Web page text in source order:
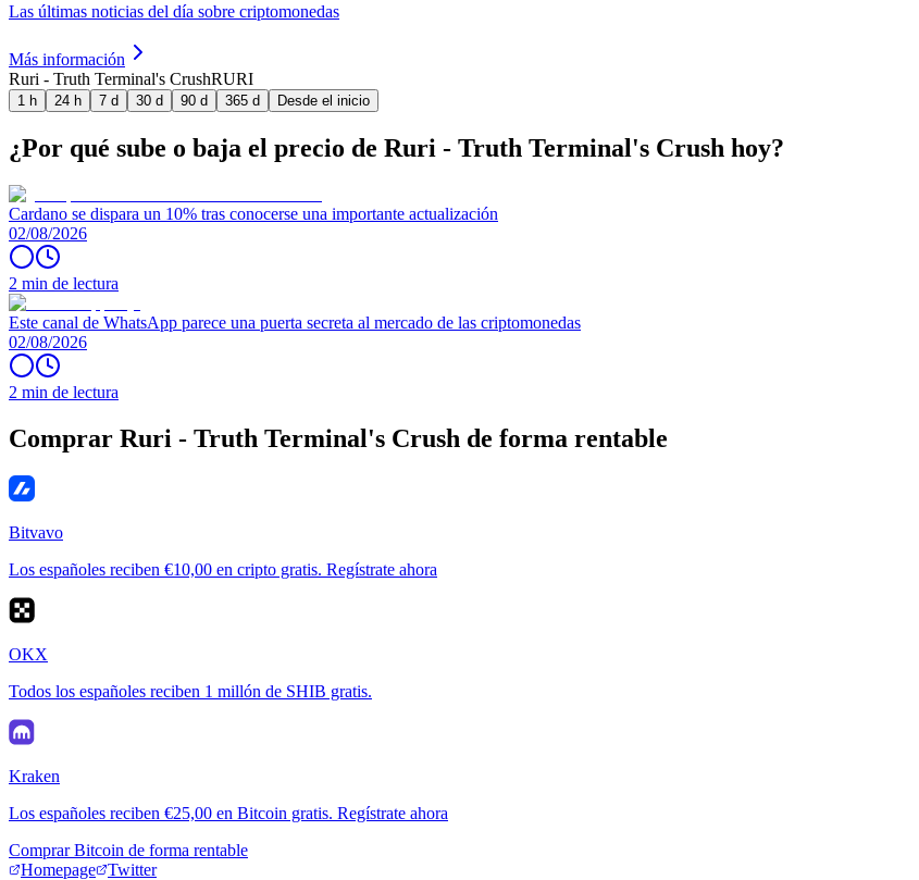
Las últimas noticias del día sobre criptomonedas
Más información
Ruri - Truth Terminal's CrushRURI
1 h 24 h 7 d 30 d 90 d 365 d Desde el inicio
¿Por qué sube o baja el precio de Ruri - Truth Terminal's Crush hoy?
Cardano se dispara un 10% tras conocerse una importante actualización
02/08/2026
2 min de lectura
Este canal de WhatsApp parece una puerta secreta al mercado de las criptomonedas
02/08/2026
2 min de lectura
Comprar Ruri - Truth Terminal's Crush de forma rentable
Bitvavo
Los españoles reciben €10,00 en cripto gratis. Regístrate ahora
OKX
Todos los españoles reciben 1 millón de SHIB gratis.
Kraken
Los españoles reciben €25,00 en Bitcoin gratis. Regístrate ahora
Comprar Bitcoin de forma rentable
Homepage
Twitter